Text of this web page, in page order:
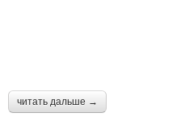
читать дальше →